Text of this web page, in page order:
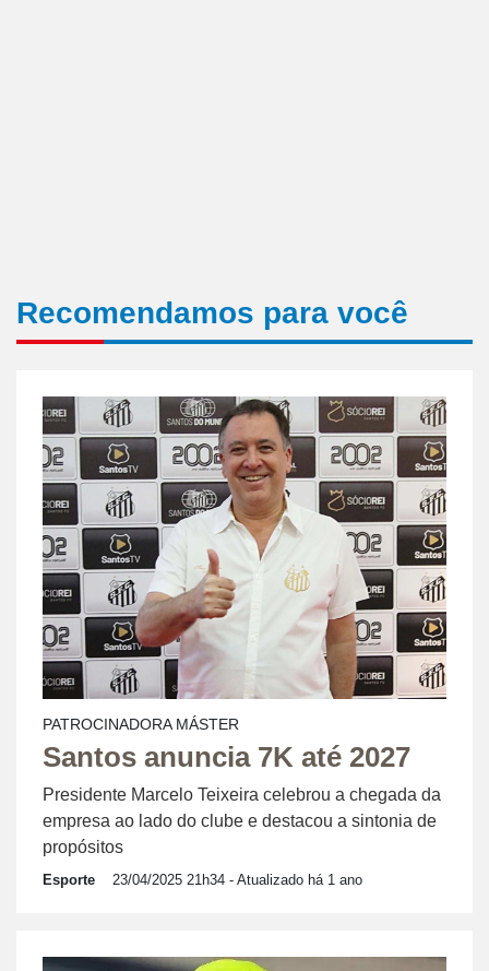
Recomendamos para você
PATROCINADORA MÁSTER
Santos anuncia 7K até 2027
Presidente Marcelo Teixeira celebrou a chegada da
empresa ao lado do clube e destacou a sintonia de
propósitos
Esporte 23/04/2025 21h34 - Atualizado há 1 ano